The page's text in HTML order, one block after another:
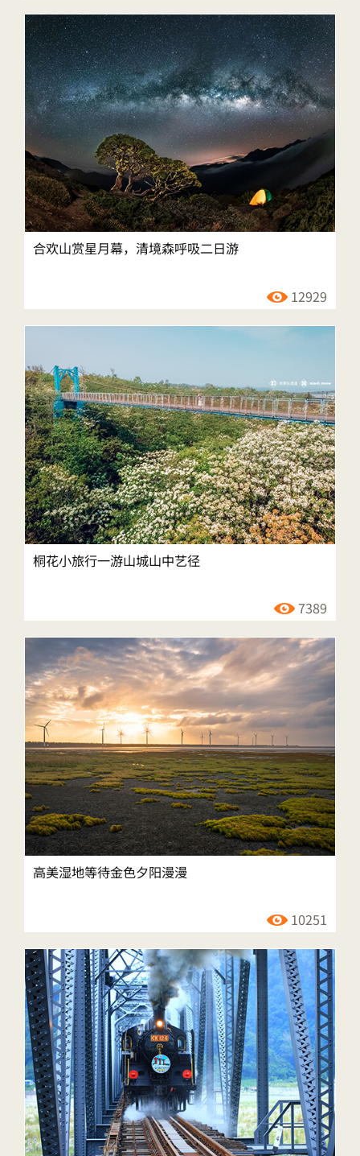
合欢山赏星月幕，清境森呼吸二日游
12929
桐花小旅行一游山城山中艺径
7389
高美湿地等待金色夕阳漫漫
10251